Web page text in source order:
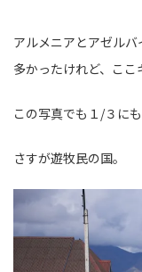
アルメニアとアゼル
多かったけれど、ここ
この写真でも１/３に
さすが遊牧民の国。